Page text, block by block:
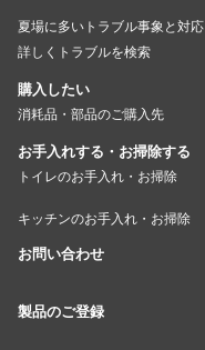
夏場に多いトラブル事象と対応
詳しくトラブルを検索
購入したい
消耗品・部品のご購入先
お手入れする・お掃除する
トイレのお手入れ・お掃除
キッチンのお手入れ・お掃除
お問い合わせ
製品のご登録